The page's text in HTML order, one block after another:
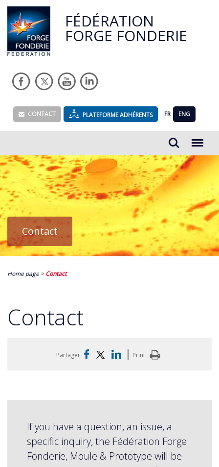
FÉDÉRATION
FORGE FONDERIE
CONTACT PLATEFORME ADHÉRENTS FR ENG
Rechercher...
Contact
Home page>Contact
Contact
Partager | Print
If you have a question, an issue, a
specific inquiry, the Fédération Forge
Fonderie, Moule & Prototype will be